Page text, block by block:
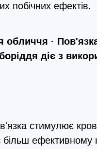
побічних ефектів.
·
діє з
стимулює
більш